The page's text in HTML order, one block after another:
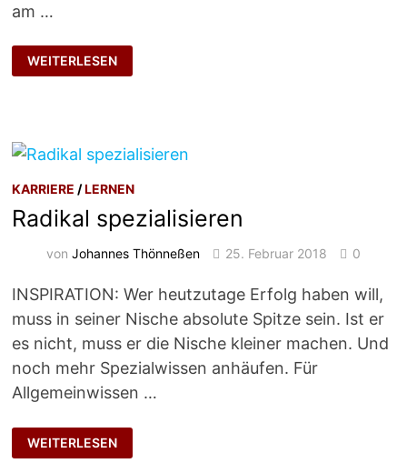
am …
FÜHREN
MIT
WERTEN
WEITERLESEN
KARRIERE /LERNEN
Radikal spezialisieren
vonJohannes Thönneßen 25. Februar 2018 0
INSPIRATION: Wer heutzutage Erfolg haben will,
muss in seiner Nische absolute Spitze sein. Ist er
es nicht, muss er die Nische kleiner machen. Und
noch mehr Spezialwissen anhäufen. Für
Allgemeinwissen …
RADIKAL
SPEZIALISIEREN
WEITERLESEN